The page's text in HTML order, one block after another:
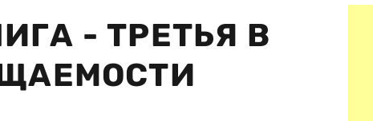
- ТРЕТЬЯ В